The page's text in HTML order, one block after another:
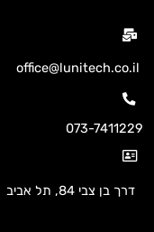
office@lunitech.co.il
073-7411229
דרך בן צבי 84, תל אביב